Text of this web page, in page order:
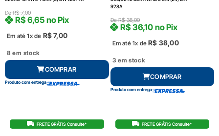
DeR$7,00
Em até 1x de R$7,00
R$6,65 no Pix
8 em stock
COMPRAR
Produto com entrega
928A
DeR$38,00
Em até 1x de R$ 38,00
R$36,10 no Pix
3 em stock
COMPRAR
Produto com entrega
FRETE GRÁTIS Consulte* FRETE GRÁTIS Consulte*